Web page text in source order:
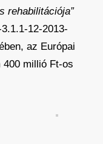
rehabilitációja”
12-2013-
az Európai
400 millió Ft-os